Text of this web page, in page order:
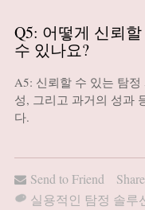
Q5: 어떻게 신뢰
수 있나요?
A5: 신뢰할 수 있는 탐
성, 그리고 과거의 성과
다.
Send to Friend
Share
실용적인 탐정 솔루